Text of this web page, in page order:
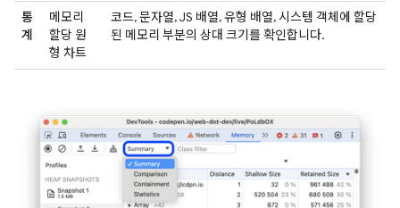
통
계
메모리
할당 원
형 차트
코드, 문자열, JS 배열, 유형 배열, 시스템 객체에 할당
된 메모리 부분의 상대 크기를 확인합니다.